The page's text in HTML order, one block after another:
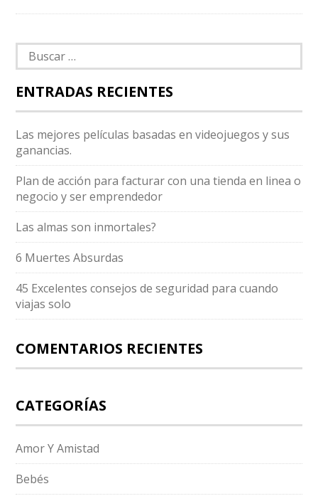
Buscar:
ENTRADAS RECIENTES
Las mejores películas basadas en videojuegos y sus
ganancias.
Plan de acción para facturar con una tienda en linea o
negocio y ser emprendedor
Las almas son inmortales?
6 Muertes Absurdas
45 Excelentes consejos de seguridad para cuando
viajas solo
COMENTARIOS RECIENTES
CATEGORÍAS
Amor Y Amistad
Bebés